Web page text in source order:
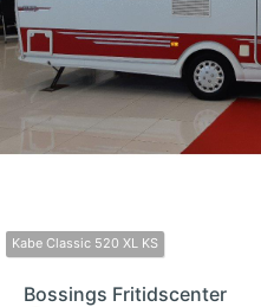
Kabe Classic 520 XL KS
Bossings Fritidscenter